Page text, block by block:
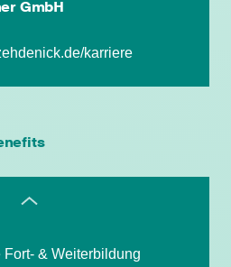
GmbH
karriere
Mitarbeiterrabatte
Bezahlung
& Weiterbildung